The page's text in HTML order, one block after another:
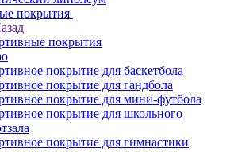
покрытия
покрытия
покрытие для баскетбола
покрытие для гандбола
покрытие для мини-футбола
покрытие для школьного
покрытие для гимнастики